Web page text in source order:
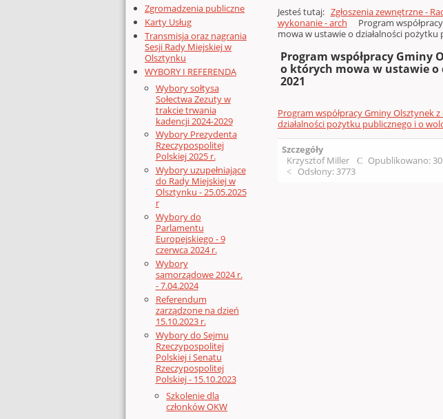
Dodatkowe zasoby (lewa kolumna)
Zgromadzenia publiczne
Karty Usług
Transmisja oraz nagrania
Sesji Rady Miejskiej w
Olsztynku
WYBORY I REFERENDA
Wybory sołtysa
Sołectwa Zezuty w
trakcie trwania
kadencji 2024-2029
Wybory Prezydenta
Rzeczypospolitej
Polskiej 2025 r.
Wybory uzupełniające
do Rady Miejskiej w
Olsztynku - 25.05.2025
r
Wybory do
Parlamentu
Europejskiego - 9
czerwca 2024 r.
Wybory
samorządowe 2024 r.
- 7.04.2024
Referendum
zarządzone na dzień
15.10.2023 r.
Wybory do Sejmu
Rzeczypospolitej
Polskiej i Senatu
Rzeczypospolitej
Polskiej - 15.10.2023
Szkolenie dla
członków OKW
Głównej zawartości
Jesteś tutaj: Zgłoszenia zewnętrzne -
wykonanie - arch
Program
mowa w ustawie o działalności
Program współpracy
o których mowa w ustawie
2021
Program współpracy Gminy Olsztynek
działalności pożytku publicznego i o
Szczegóły
Krzysztof Miller
Opublikowano:
Odsłony: 3773